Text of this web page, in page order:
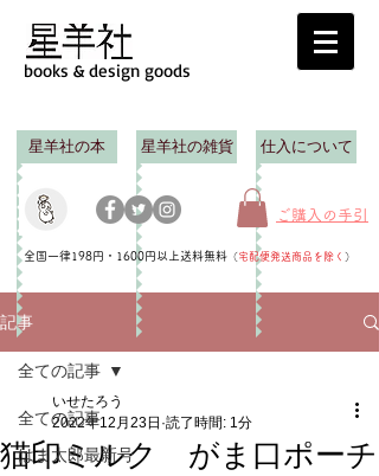
books & design goods
星羊社の本 星羊社の雑貨 仕入について
ご購入の手引
全国一律198円・1600円以上送料無料 （宅配便発送商品を除く ）
記事
全ての記事
はま太郎最新号
全ての記事
猫印ミルク がま口ポーチ
いせたろう
2022年12月23日 読了時間: 1分